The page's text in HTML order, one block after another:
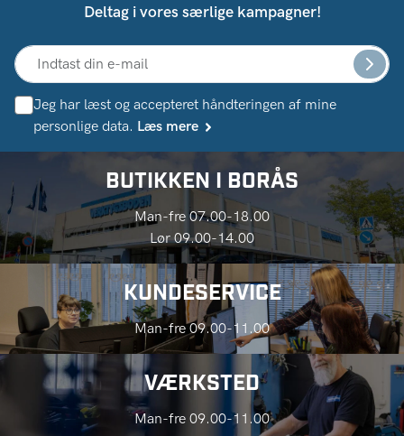
Deltag i vores særlige kampagner!
Jeg har læst og accepteret håndteringen af ​​mine
personlige data. Læs mere
BUTIKKEN I BORÅS
Man-fre 07.00-18.00
Lør 09.00-14.00
KUNDESERVICE
Man-fre 09.00-11.00
VÆRKSTED
Man-fre 09.00-11.00